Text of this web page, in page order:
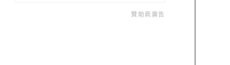
贊助商廣告